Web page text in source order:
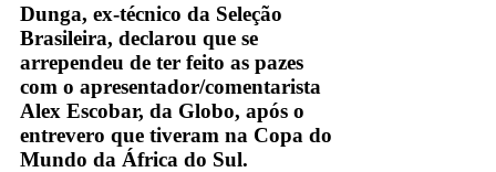
Dunga, ex-técnico da Seleção
Brasileira, declarou que se
arrependeu de ter feito as pazes
com o apresentador/comentarista
Alex Escobar, da Globo, após o
entrevero que tiveram na Copa do
Mundo da África do Sul.